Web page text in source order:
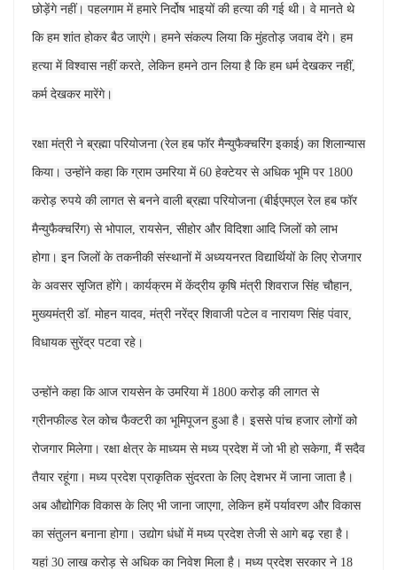
छोड़ेंगे नहीं। पहलगाम में हमारे निर्दोष भाइयों की हत्या की गई थी। वे मानते थे
कि हम शांत होकर बैठ जाएंगे। हमने संकल्प लिया कि मुंहतोड़ जवाब देंगे। हम
हत्या में विश्वास नहीं करते, लेकिन हमने ठान लिया है कि हम धर्म देखकर नहीं,
कर्म देखकर मारेंगे।
रक्षा मंत्री ने ब्रह्मा परियोजना (रेल हब फॉर मैन्युफैक्चरिंग इकाई) का शिलान्यास
किया। उन्होंने कहा कि ग्राम उमरिया में 60 हेक्टेयर से अधिक भूमि पर 1800
करोड़ रुपये की लागत से बनने वाली ब्रह्मा परियोजना (बीईएमएल रेल हब फॉर
मैन्युफैक्चरिंग) से भोपाल, रायसेन, सीहोर और विदिशा आदि जिलों को लाभ
होगा। इन जिलों के तकनीकी संस्थानों में अध्ययनरत विद्यार्थियों के लिए रोजगार
के अवसर सृजित होंगे। कार्यक्रम में केंद्रीय कृषि मंत्री शिवराज सिंह चौहान,
मुख्यमंत्री डॉ. मोहन यादव, मंत्री नरेंद्र शिवाजी पटेल व नारायण सिंह पंवार,
विधायक सुरेंद्र पटवा रहे।
उन्होंने कहा कि आज रायसेन के उमरिया में 1800 करोड़ की लागत से
ग्रीनफील्ड रेल कोच फैक्टरी का भूमिपूजन हुआ है। इससे पांच हजार लोगों को
रोजगार मिलेगा। रक्षा क्षेत्र के माध्यम से मध्य प्रदेश में जो भी हो सकेगा, मैं सदैव
तैयार रहूंगा। मध्य प्रदेश प्राकृतिक सुंदरता के लिए देशभर में जाना जाता है।
अब औद्योगिक विकास के लिए भी जाना जाएगा, लेकिन हमें पर्यावरण और विकास
का संतुलन बनाना होगा। उद्योग धंधों में मध्य प्रदेश तेजी से आगे बढ़ रहा है।
यहां 30 लाख करोड़ से अधिक का निवेश मिला है। मध्य प्रदेश सरकार ने 18